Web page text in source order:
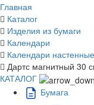
Главная
Каталог
Изделия из бумаги
Календари
Календари
Дартс магнитный 30
КАТАЛОГ
Бумага